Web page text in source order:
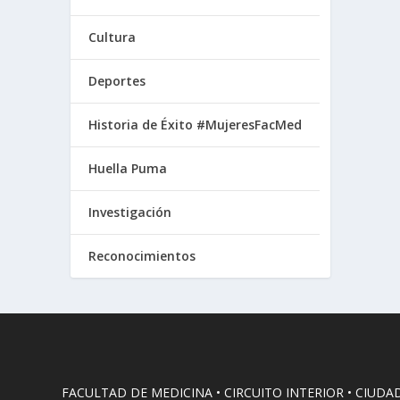
Cultura
Deportes
Historia de Éxito #MujeresFacMed
Huella Puma
Investigación
Reconocimientos
FACULTAD DE MEDICINA • CIRCUITO INTERIOR •